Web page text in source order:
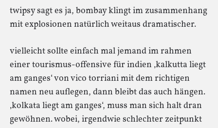
twipsy sagt es ja, bombay klingt im zusammenhang
mit explosionen natürlich weitaus dramatischer.
vielleicht sollte einfach mal jemand im rahmen
einer tourismus-offensive für indien ‚kalkutta liegt
am ganges‘ von vico torriani mit dem richtigen
namen neu auflegen, dann bleibt das auch hängen.
‚kolkata liegt am ganges‘, muss man sich halt dran
gewöhnen. wobei, irgendwie schlechter zeitpunkt